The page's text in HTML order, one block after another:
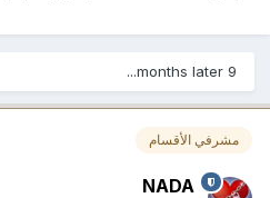
9 months later...
مشرفي الأقسام
NADA